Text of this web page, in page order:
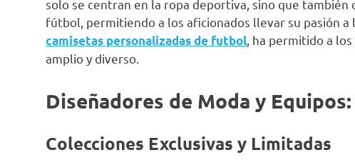
solo se centran en la ropa deportiva, sino que también
fútbol, permitiendo a los aficionados llevar su pasión a
camisetas personalizadas de futbol , ha permitido a
amplio y diverso.
Diseñadores de Moda y
Colecciones Exclusivas y Limitadas